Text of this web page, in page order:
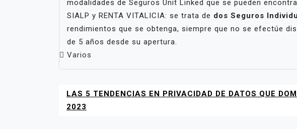
modalidades de Seguros Unit Linked que se pueden
SIALP y RENTA VITALICIA: se trata de dos Seguros
rendimientos que se obtenga, siempre que no se efectúe
de 5 años desde su apertura.
Varios
NAVEGACIÓN
DE
LAS 5 TENDENCIAS EN PRIVACIDAD DE DATOS QUE
2023